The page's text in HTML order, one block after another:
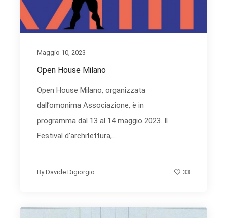
Maggio 10, 2023
Open House Milano
Open House Milano, organizzata
dall’omonima Associazione, è in
programma dal 13 al 14 maggio 2023. Il
Festival d’architettura,...
ByDavide Digiorgio 33